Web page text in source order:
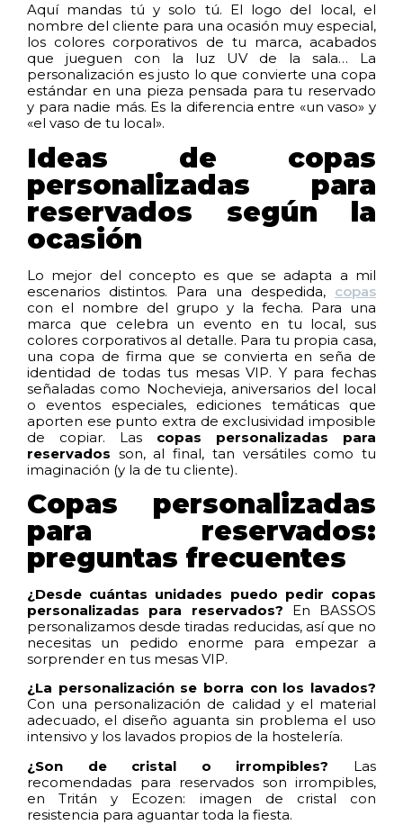
Aquí mandas tú y solo tú. El logo del local, el
nombre del cliente para una ocasión muy especial,
los colores corporativos de tu marca, acabados
que jueguen con la luz UV de la sala… La
personalización es justo lo que convierte una copa
estándar en una pieza pensada para tu reservado
y para nadie más. Es la diferencia entre «un vaso» y
«el vaso de tu local».
Ideas de copas
personalizadas para
reservados según la
ocasión
Lo mejor del concepto es que se adapta a mil
escenarios distintos. Para una despedida, copas
con el nombre del grupo y la fecha. Para una
marca que celebra un evento en tu local, sus
colores corporativos al detalle. Para tu propia casa,
una copa de firma que se convierta en seña de
identidad de todas tus mesas VIP. Y para fechas
señaladas como Nochevieja, aniversarios del local
o eventos especiales, ediciones temáticas que
aporten ese punto extra de exclusividad imposible
de copiar. Las copas personalizadas para
reservados son, al final, tan versátiles como tu
imaginación (y la de tu cliente).
Copas personalizadas
para reservados:
preguntas frecuentes
¿Desde cuántas unidades puedo pedir copas
personalizadas para reservados? En BASSOS
personalizamos desde tiradas reducidas, así que no
necesitas un pedido enorme para empezar a
sorprender en tus mesas VIP.
¿La personalización se borra con los lavados?
Con una personalización de calidad y el material
adecuado, el diseño aguanta sin problema el uso
intensivo y los lavados propios de la hostelería.
¿Son de cristal o irrompibles? Las
recomendadas para reservados son irrompibles,
en Tritán y Ecozen: imagen de cristal con
resistencia para aguantar toda la fiesta.